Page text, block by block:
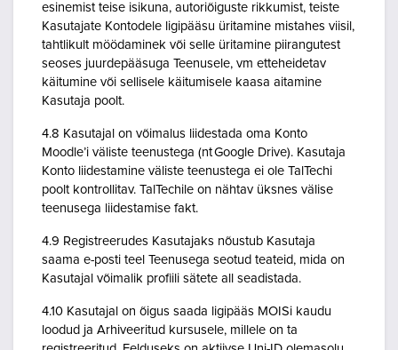
esinemist teise isikuna, autoriõiguste rikkumist, teiste
Kasutajate Kontodele ligipääsu üritamine mistahes viisil,
tahtlikult möödaminek või selle üritamine piirangutest
seoses juurdepääsuga Teenusele, vm etteheidetav
käitumine või sellisele käitumisele kaasa aitamine
Kasutaja poolt.
4.8 Kasutajal on võimalus liidestada oma Konto
Moodle’i väliste teenustega (nt Google Drive). Kasutaja
Konto liidestamine väliste teenustega ei ole TalTechi
poolt kontrollitav. TalTechile on nähtav üksnes välise
teenusega liidestamise fakt.
4.9 Registreerudes Kasutajaks nõustub Kasutaja
saama e-posti teel Teenusega seotud teateid, mida on
Kasutajal võimalik profiili sätete all seadistada.
4.10 Kasutajal on õigus saada ligipääs MOISi kaudu
loodud ja Arhiveeritud kursusele, millele on ta